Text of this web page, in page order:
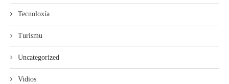
Tecnoloxía
Turismu
Uncategorized
Vidios